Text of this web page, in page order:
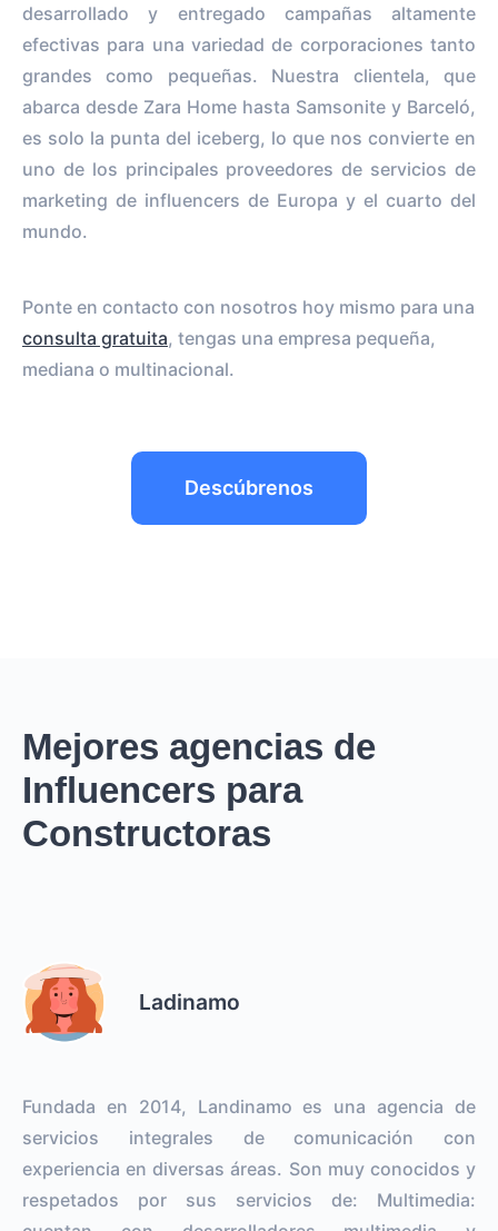
desarrollado y entregado campañas altamente
efectivas para una variedad de corporaciones tanto
grandes como pequeñas. Nuestra clientela, que
abarca desde Zara Home hasta Samsonite y Barceló,
es solo la punta del iceberg, lo que nos convierte en
uno de los principales proveedores de servicios de
marketing de influencers de Europa y el cuarto del
mundo.
Ponte en contacto con nosotros hoy mismo para una
consulta gratuita, tengas una empresa pequeña,
mediana o multinacional.
Descúbrenos
Mejores agencias de
Influencers para
Constructoras
Ladinamo
Fundada en 2014, Landinamo es una agencia de
servicios integrales de comunicación con
experiencia en diversas áreas. Son muy conocidos y
respetados por sus servicios de: Multimedia: